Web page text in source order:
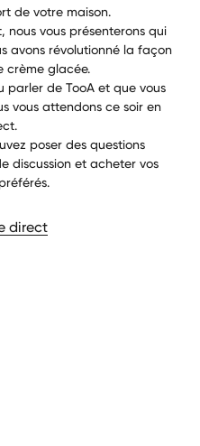
de votre maison.
nous vous présenterons qui
avons révolutionné la façon
crème glacée.
parler de TooA et que vous
vous attendons ce soir en
poser des questions
discussion et acheter vos
direct